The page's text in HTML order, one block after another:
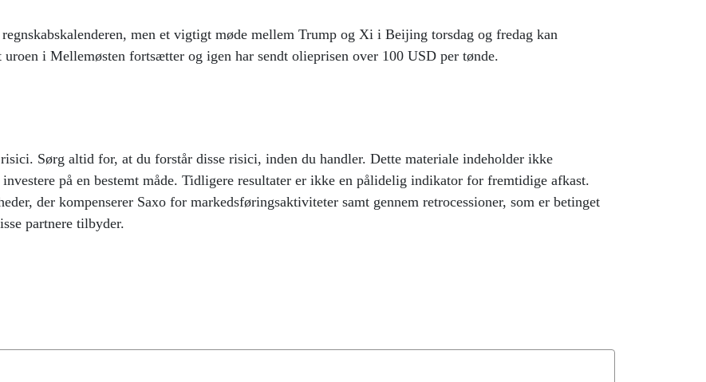
men et vigtigt møde mellem Trump og Xi i Beijing torsdag og fredag kan
i Mellemøsten fortsætter og igen har sendt olieprisen over 100 USD per tønde.
Sørg altid for, at du forstår disse risici, inden du handler. Dette materiale indeholder ikke
på en bestemt måde. Tidligere resultater er ikke en pålidelig indikator for fremtidige afkast.
der kompenserer Saxo for markedsføringsaktiviteter samt gennem retrocessioner, som er betinget
partnere tilbyder.